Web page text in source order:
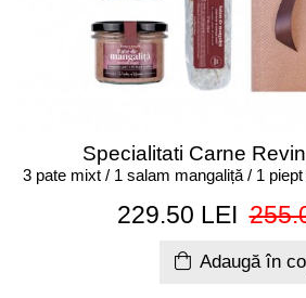
Specialitati Carne
3 pate mixt / 1 salam mangaliță / 1
229.50 LEI
Adaugă în